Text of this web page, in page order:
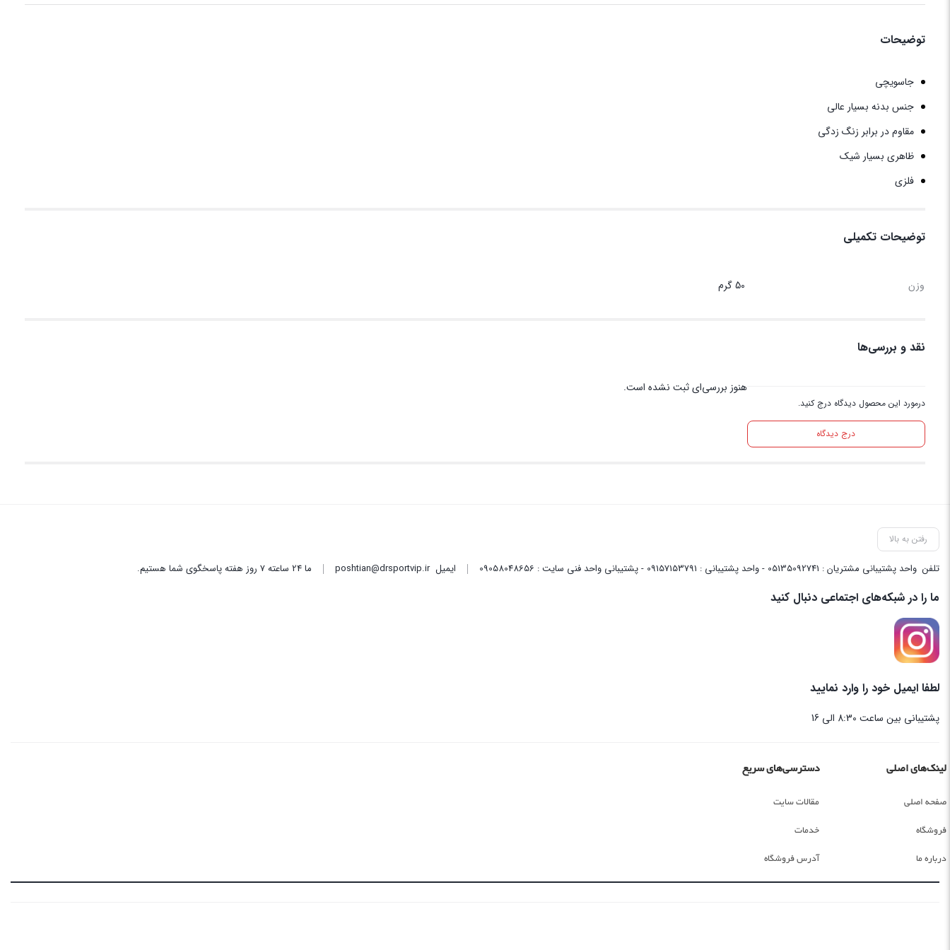
توضیحات
جاسویچی
جنس بدنه بسیار عالی
مقاوم در برابر زنگ زدگی
ظاهری بسیار شیک
فلزی
توضیحات تکمیلی
وزن 50 گرم
نقد و بررسی‌ها
درمورد این محصول دیدگاه درج کنید.
درج دیدگاه
هنوز بررسی‌ای ثبت نشده است.
رفتن به بالا
تلفن واحد پشتیبانی مشتریان : 05135092741 - واحد پشتیبانی : 09157153791 - پشتیبانی واحد فنی سایت : 09058048656 ایمیلposhtian@drsportvip.ir ما 24 ساعته 7 روز هفته پاسخگوی شما هستیم.
ما را در شبکه‌های اجتماعی دنبال کنید
لطفا ایمیل خود را وارد نمایید
پشتیبانی بین ساعت 8:30 الی 16
لینک‌های اصلی
صفحه اصلی
فروشگاه
درباره ما
دسترسی‌های سریع
مقالات سایت
خدمات
آدرس فروشگاه